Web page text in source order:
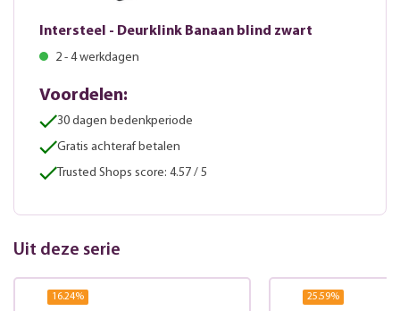
Intersteel - Deurklink Banaan blind zwart
2 - 4 werkdagen
Voordelen:
30 dagen bedenkperiode
Gratis achteraf betalen
Trusted Shops score: 4.57 / 5
Uit deze serie
16.24% 25.59%